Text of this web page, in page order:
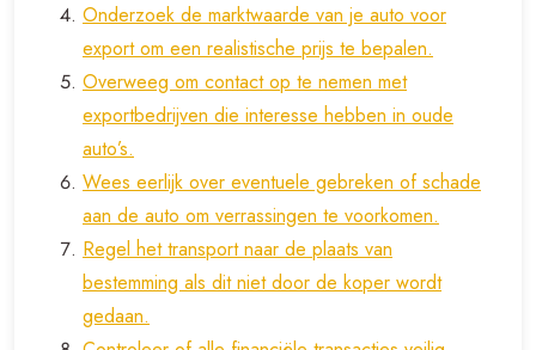
Onderzoek de marktwaarde van je auto voor
export om een realistische prijs te bepalen.
Overweeg om contact op te nemen met
exportbedrijven die interesse hebben in oude
auto’s.
Wees eerlijk over eventuele gebreken of schade
aan de auto om verrassingen te voorkomen.
Regel het transport naar de plaats van
bestemming als dit niet door de koper wordt
gedaan.